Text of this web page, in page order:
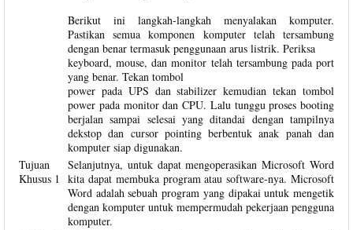
Berikut ini langkah-langkah menyalakan komputer.
Pastikan semua komponen komputer telah tersambung
dengan benar termasuk penggunaan arus listrik. Periksa
keyboard, mouse, dan monitor telah tersambung pada port
yang benar. Tekan tombol
power pada UPS dan stabilizer kemudian tekan tombol
power pada monitor dan CPU. Lalu tunggu proses booting
berjalan sampai selesai yang ditandai dengan tampilnya
dekstop dan cursor pointing berbentuk anak panah dan
komputer siap digunakan.
Tujuan
Khusus 1
Selanjutnya, untuk dapat mengoperasikan Microsoft Word
kita dapat membuka program atau software-nya. Microsoft
Word adalah sebuah program yang dipakai untuk mengetik
dengan komputer untuk mempermudah pekerjaan pengguna
komputer.